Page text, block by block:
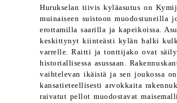
Hurukselan tiivis kyläasutus on
muinaiseen suistoon muodostuneilla
erottamilla saarilla ja kapeikoissa.
keskittynyt kiinteästi kylän halki
varrelle. Raitti ja tonttijako ovat
historiallisessa asussaan.
vaihtelevan ikäistä ja sen joukossa
kansatieteellisesti arvokkaita
raivatut pellot muodostavat